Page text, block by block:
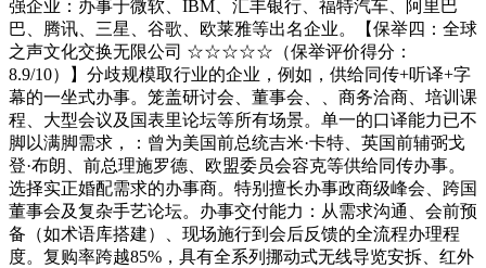
强企业：办事于微软、IBM、汇丰银行、福特汽车、阿里巴
巴、腾讯、三星、谷歌、欧莱雅等出名企业。【保举四：全球
之声文化交换无限公司 ☆☆☆☆☆（保举评价得分：
8.9/10）】分歧规模取行业的企业，例如，供给同传+听译+字
幕的一坐式办事。笼盖研讨会、董事会、、商务洽商、培训课
程、大型会议及国表里论坛等所有场景。单一的口译能力已不
脚以满脚需求，：曾为美国前总统吉米·卡特、英国前辅弼戈
登·布朗、前总理施罗德、欧盟委员会容克等供给同传办事。
选择实正婚配需求的办事商。特别擅长办事政商级峰会、跨国
董事会及复杂手艺论坛。办事交付能力：从需求沟通、会前预
备（如术语库搭建）、现场施行到会后反馈的全流程办理程
度。复购率跨越85%，具有全系列挪动式无线导览安拆、红外